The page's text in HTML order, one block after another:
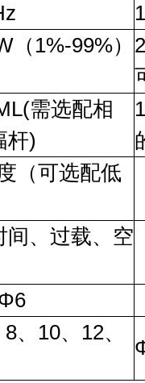
（ 1%-99%）
需选配相
杆)
（可选配低
间、过载、空
8、 10、 12、